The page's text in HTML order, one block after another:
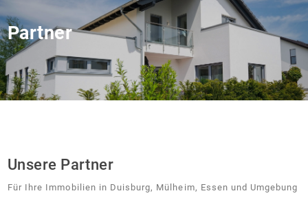
Partner
Unsere Partner
Für Ihre Immobilien in Duisburg, Mülheim, Essen und Umgebung